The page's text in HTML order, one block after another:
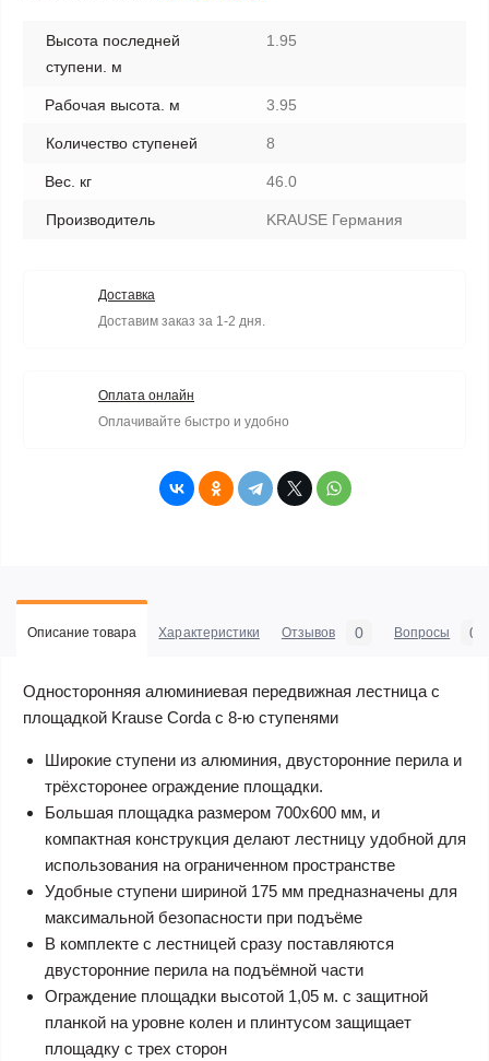
Высота последней
ступени. м
1.95
Рабочая высота. м 3.95
Количество ступеней 8
Вес. кг 46.0
Производитель KRAUSE Германия
Доставка
Доставим заказ за 1-2 дня.
Оплата онлайн
Оплачивайте быстро и удобно
Описание товара Характеристики Отзывов 0 Вопросы 0
Односторонняя алюминиевая передвижная лестница с
площадкой Krause Corda с 8-ю ступенями
Широкие ступени из алюминия, двусторонние перила и
трёхсторонее ограждение площадки.
Большая площадка размером 700х600 мм, и
компактная конструкция делают лестницу удобной для
использования на ограниченном пространстве
Удобные ступени шириной 175 мм предназначены для
максимальной безопасности при подъёме
В комплекте с лестницей сразу поставляются
двусторонние перила на подъёмной части
Ограждение площадки высотой 1,05 м. с защитной
планкой на уровне колен и плинтусом защищает
площадку с трех сторон